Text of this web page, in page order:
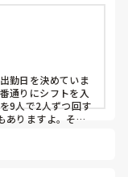
ける
日を1日だけピッ
ば自身で代わりの
考えています。
勤日を決めていま
通りにシフトを入
9人で2人ずつ回す
ありますよ。その